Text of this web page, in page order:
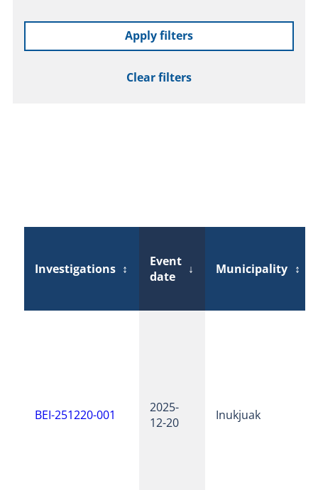
Apply filters
Clear filters
Investigations ↕
Event
date
↓ Municipality ↕
BEI-251220-001
2025-
12-20
Inukjuak